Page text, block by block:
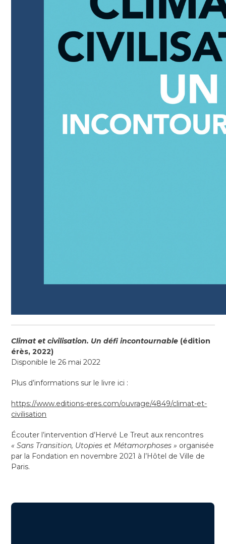
Climat et civilisation. Un défi incontournable (édition
érès, 2022)
Disponible le 26 mai 2022
Plus d’informations sur le livre ici :
https://www.editions-eres.com/ouvrage/4849/climat-et-
civilisation
Écouter l’intervention d’Hervé Le Treut aux rencontres
« Sans Transition, Utopies et Métamorphoses » organisée
par la Fondation en novembre 2021 à l’Hôtel de Ville de
Paris.